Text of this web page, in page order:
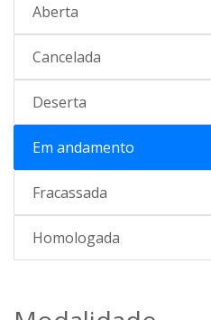
Aberta
Cancelada
Deserta
Em andamento
Fracassada
Homologada